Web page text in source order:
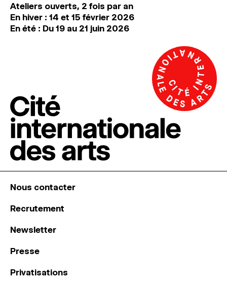
Ateliers ouverts, 2 fois par an
En hiver : 14 et 15 février 2026
En été : Du 19 au 21 juin 2026
Nous contacter
Recrutement
Newsletter
Presse
Privatisations